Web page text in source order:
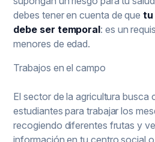
debes tener en cuenta de quetu
debe ser temporal: es un
menores de edad.
Trabajos en el campo
El sector de la agricultura busca
estudiantes para trabajar los
recogiendo diferentes frutas y
información en tu centro social